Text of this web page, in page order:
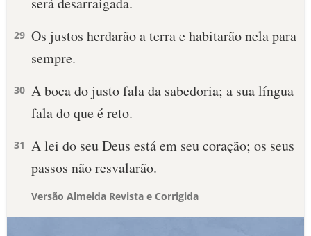
29 Os justos herdarão a terra e habitarão nela para
sempre.
30 A boca do justo fala da sabedoria; a sua língua
fala do que é reto.
31 A lei do seu Deus está em seu coração; os seus
passos não resvalarão.
Versão Almeida Revista e Corrigida